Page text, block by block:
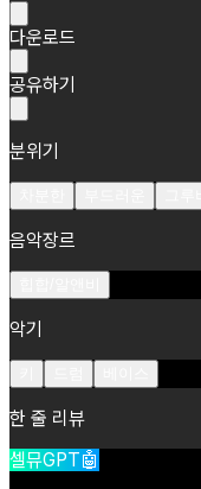
다운로드
공유하기
분위기
음악장르
악기
한 줄 리뷰
셀뮤GPT🤖